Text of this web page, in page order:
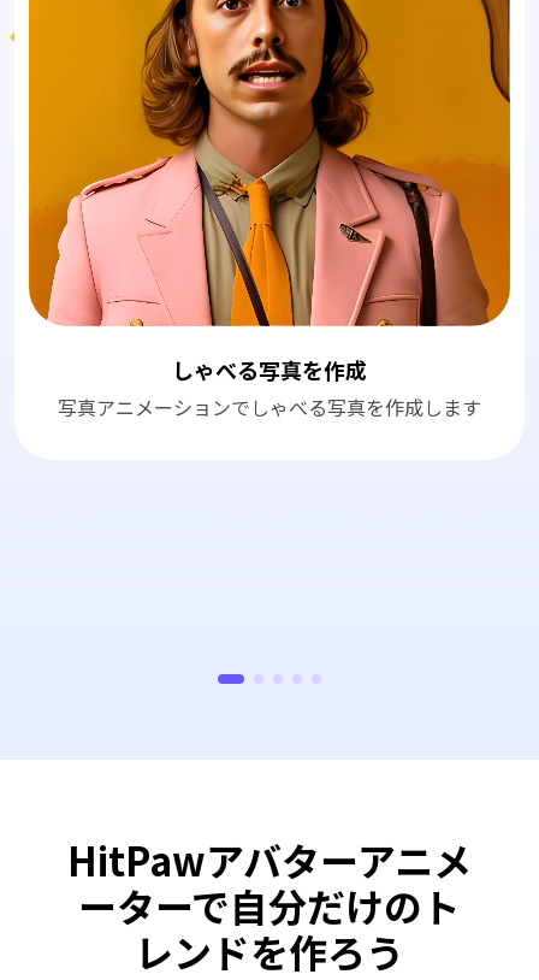
しゃべる写真を作成
写真アニメーションでしゃべる写真を作成します
HitPawアバターアニメ
ーターで自分だけのト
レンドを作ろう